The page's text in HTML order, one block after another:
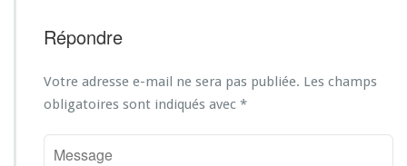
Répondre
Votre adresse e-mail ne sera pas publiée. Les champs
obligatoires sont indiqués avec *